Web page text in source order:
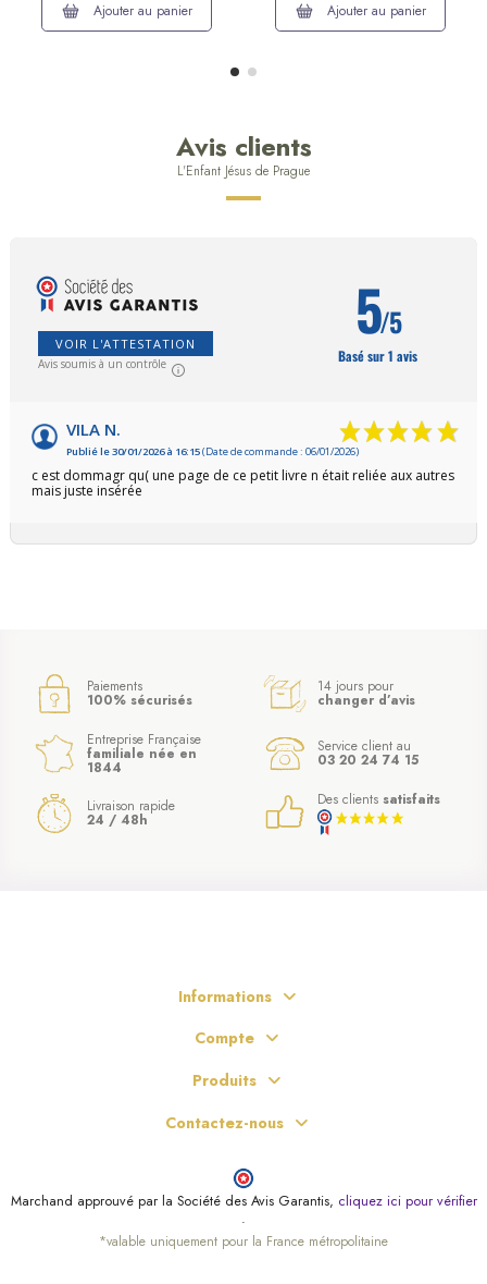
Ajouter au panier
Ajouter au panier
Avis clients
L'Enfant Jésus de Prague
VOIR L'ATTESTATION
Avis soumis à un contrôle
5/5
Basé sur 1 avis
VILA N.
Publié le 30/01/2026 à 16:15(Date de commande : 06/01/2026)
c est dommagr qu( une page de ce petit livre n était reliée aux autres
mais juste insérée
Paiements
100% sécurisés
14 jours pour
changer d’avis
Entreprise Française
familiale née en
1844
Service client au
03 20 24 74 15
Livraison rapide
24 / 48h
Des clients satisfaits
Informations
Compte
Produits
Contactez-nous
Marchand approuvé par la Société des Avis Garantis, cliquez ici pour vérifier
.
*valable uniquement pour la France métropolitaine